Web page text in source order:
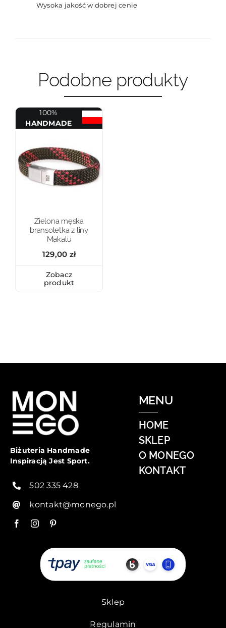
Wysoka jakość w dobrej cenie
Podobne produkty
100%
HANDMADE
Zielona męska
bransoletka z liny
Makalu
129,00 zł
Zobacz
produkt
Biżuteria Handmade
Inspiracją Jest Sport.
502 335 428
kontakt@monego.pl
MENU
HOME
SKLEP
O MONEGO
KONTAKT
Sklep
Regulamin